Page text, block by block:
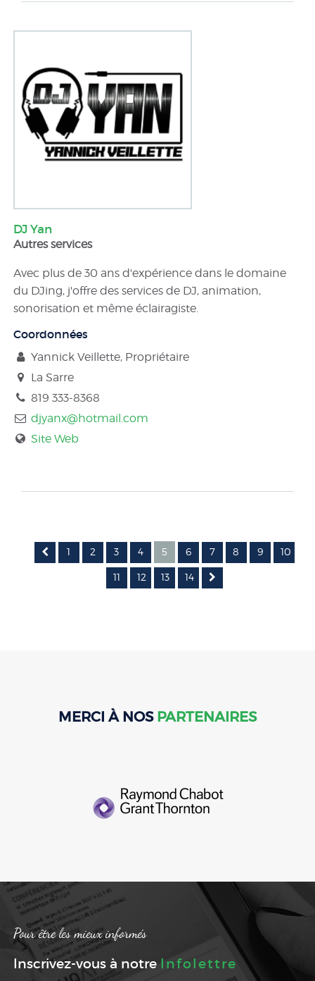
DJ Yan
Autres services
Avec plus de 30 ans d'expérience dans le domaine
du DJing, j'offre des services de DJ, animation,
sonorisation et même éclairagiste.
Coordonnées
Yannick Veillette, Propriétaire
La Sarre
819 333-8368
djyanx@hotmail.com
Site Web
1 2 3 4 5 6 7 8 9 10
11 12 13 14
MERCI À NOS PARTENAIRES
Pour être les mieux informés
Inscrivez-vous à notre Infolettre